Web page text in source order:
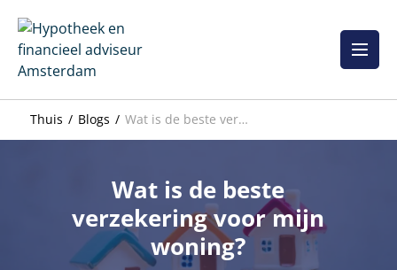
naar
inhoud
Thuis Blogs Wat is de beste verzekering voor mijn woning?
Wat is de beste
verzekering voor mijn
woning?